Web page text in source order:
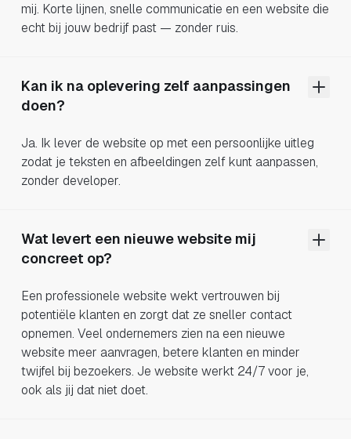
mij. Korte lijnen, snelle communicatie en een website die
echt bij jouw bedrijf past — zonder ruis.
Kan ik na oplevering zelf aanpassingen
doen?
Ja. Ik lever de website op met een persoonlijke uitleg
zodat je teksten en afbeeldingen zelf kunt aanpassen,
zonder developer.
Wat levert een nieuwe website mij
concreet op?
Een professionele website wekt vertrouwen bij
potentiële klanten en zorgt dat ze sneller contact
opnemen. Veel ondernemers zien na een nieuwe
website meer aanvragen, betere klanten en minder
twijfel bij bezoekers. Je website werkt 24/7 voor je,
ook als jij dat niet doet.